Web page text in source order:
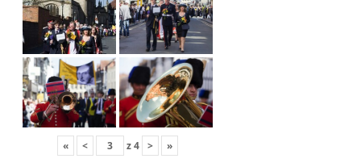
« < z4 > »